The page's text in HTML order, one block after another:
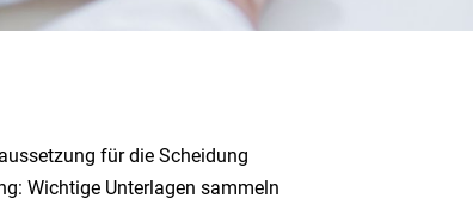
für die Scheidung
Wichtige Unterlagen sammeln